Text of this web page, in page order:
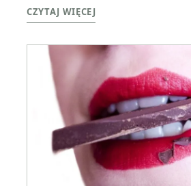
CZYTAJ WIĘCEJ